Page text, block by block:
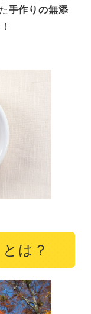
手作りの無添
は？